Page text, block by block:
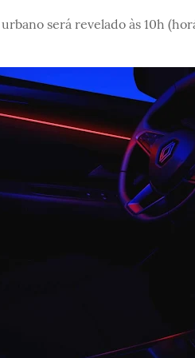
será revelado às 10h